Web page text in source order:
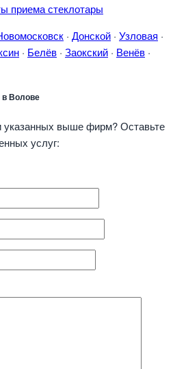
приема стеклотары
· Донской · Узловая ·
· Белёв · Заокский · Венёв ·
Волове
указанных выше фирм? Оставьте
услуг: